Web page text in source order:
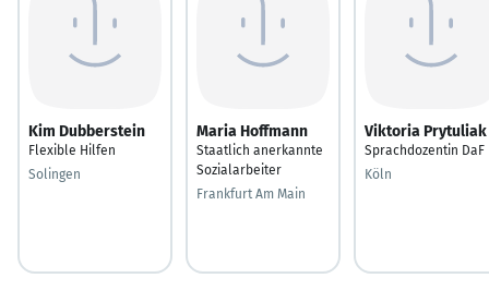
Kim Dubberstein
Flexible Hilfen
Solingen
Maria Hoffmann
Staatlich anerkannte
Sozialarbeiter
Frankfurt Am Main
Viktoria Prytuliak
Sprachdozentin DaF
Köln